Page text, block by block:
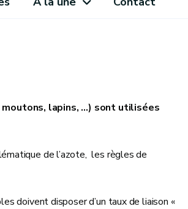
lapins, …) sont utilisées
de l’azote, les règles de
doivent disposer d’un taux de liaison «